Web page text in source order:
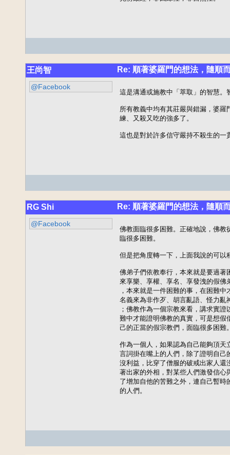
王尚智 Re: 順著婆羅門的想法，隨順
@Facebook
這是溝通或施教中「萃取」的智慧
所有教義中均有其莊嚴與錯漏，婆
練、又殺又吃的強多了。
這也是對於許多信守嚴持不殺生的一
RG Shi Re: 順著婆羅門的想法，隨順
@Facebook
佛教面臨很多困難。正確地說，佛
臨很多困難。
但是把角度轉一下，上面我說的可以
佛弟子們依教奉行，本來就是要過
來享樂、享權、享名、享發洩的假
，本來就是一件困難的事，在困難
名義來為非作歹、胡言亂語、怪力
；佛教作為一個宗教來看，講求實
難中才能證明佛教的真實，可是想
己的正當的假宗教們，面臨很多困難
作為一個人，如果認為自己能夠頂
言詞掛在嘴上的人們，除了證明自
沒利益，比穿了僧服的破戒出家人
著出家的外相，對某些人們激發信
了增加自他的苦難之外，連自己暫
的人們。